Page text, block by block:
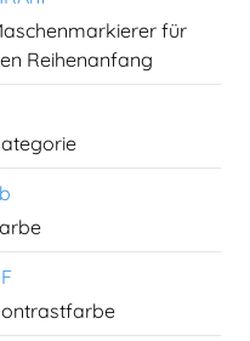
für
Reihenanfang